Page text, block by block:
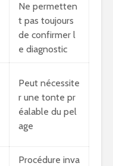
Ne permetten
t pas toujours
de confirmer l
e diagnostic
Peut nécessite
r une tonte pr
éalable du pel
age
Procédure inva